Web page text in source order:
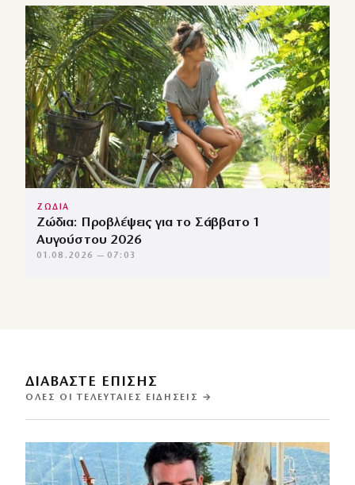
ΖΩΔΙΑ
Ζώδια: Προβλέψεις για το Σάββατο 1
Αυγούστου 2026
01.08.2026 — 07:03
ΔΙΑΒΑΣΤΕ ΕΠΙΣΗΣ
ΌΛΕΣ ΟΙ ΤΕΛΕΥΤΑΊΕΣ ΕΙΔΉΣΕΙΣ →